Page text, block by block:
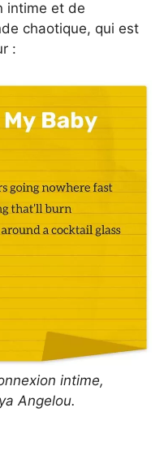
intime et de
chaotique, qui est
:
intime,
Angelou.